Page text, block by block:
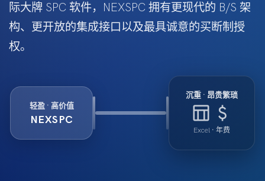
际大牌 SPC 软件，NEXSPC 拥有更现代的 B/S 架
构、更开放的集成接口以及最具诚意的买断制授
权。
轻盈 · 高价值
NEXSPC
沉重 · 昂贵繁琐
table_chart attach_money
Excel · 年费